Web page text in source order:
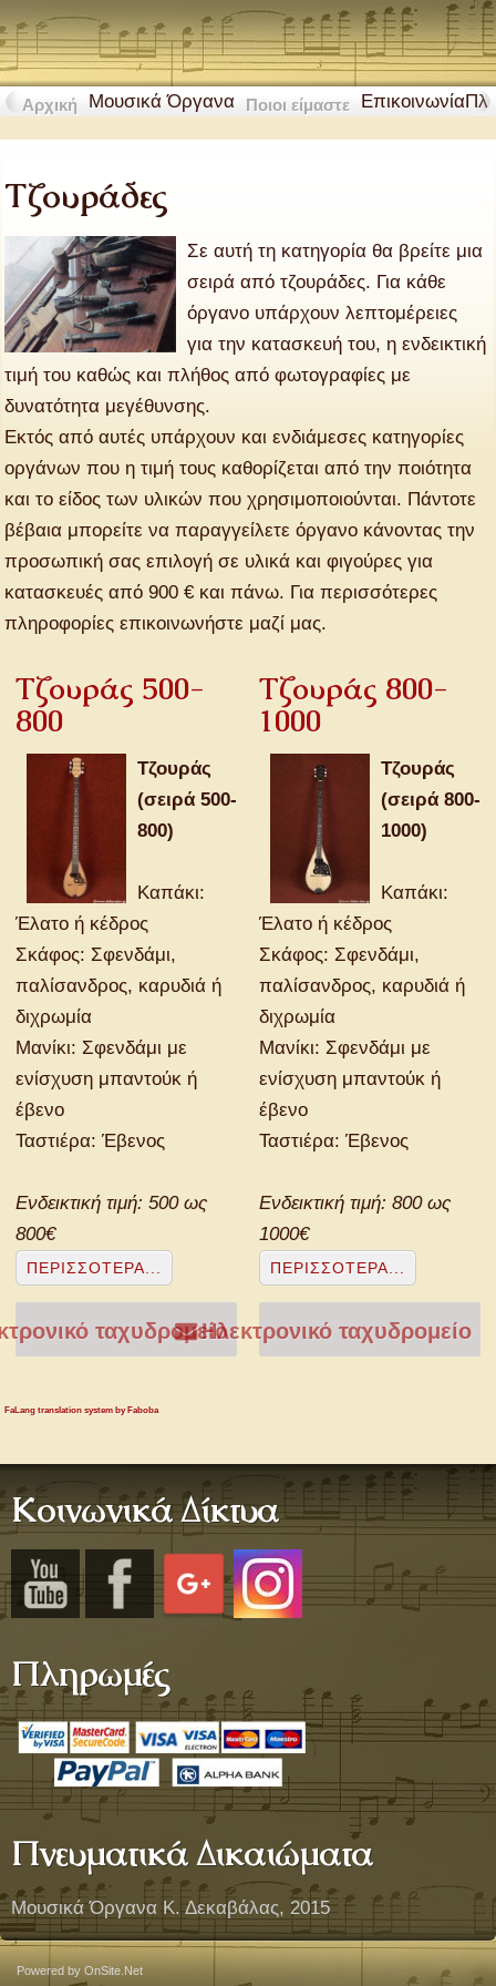
Αρχική Μουσικά Όργανα Ποιοι είμαστε Επικοινωνία
Τζουράδες
Σε αυτή τη κατηγορία θα βρείτε μια
σειρά από τζουράδες. Για κάθε
όργανο υπάρχουν λεπτομέρειες
για την κατασκευή του, η ενδεικτική
τιμή του καθώς και πλήθος από φωτογραφίες με
δυνατότητα μεγέθυνσης.
Εκτός από αυτές υπάρχουν και ενδιάμεσες κατηγορίες
οργάνων που η τιμή τους καθορίζεται από την ποιότητα
και το είδος των υλικών που χρησιμοποιούνται. Πάντοτε
βέβαια μπορείτε να παραγγείλετε όργανο κάνοντας την
προσωπική σας επιλογή σε υλικά και φιγούρες για
κατασκευές από 900 € και πάνω. Για περισσότερες
πληροφορίες επικοινωνήστε μαζί μας.
Τζουράς 500-
800
Τζουράς
(σειρά 500-
800)
Καπάκι:
Έλατο ή κέδρος
Σκάφος: Σφενδάμι,
παλίσανδρος, καρυδιά ή
διχρωμία
Μανίκι: Σφενδάμι με
ενίσχυση μπαντούκ ή
έβενο
Ταστιέρα: Έβενος
Ενδεικτική τιμή: 500 ως
800€
ΠΕΡΙΣΣΌΤΕΡΑ...
ταχυδρομείο
Τζουράς 800-
1000
Τζουράς
(σειρά 800-
1000)
Καπάκι:
Έλατο ή κέδρος
Σκάφος: Σφενδάμι,
παλίσανδρος, καρυδιά ή
διχρωμία
Μανίκι: Σφενδάμι με
ενίσχυση μπαντούκ ή
έβενο
Ταστιέρα: Έβενος
Ενδεικτική τιμή: 800 ως
1000€
ΠΕΡΙΣΣΌΤΕΡΑ...
Ηλεκτρονικό ταχυδρομείο
FaLang translation system by Faboba
Κοινωνικά Δίκτυα
Πληρωμές
Πνευματικά Δικαιώματα
Μουσικά Όργανα Κ. Δεκαβάλας, 2015
Powered by OnSite.Net